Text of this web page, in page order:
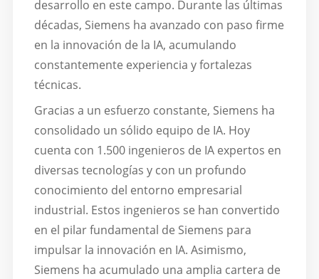
desarrollo en este campo. Durante las últimas
décadas, Siemens ha avanzado con paso firme
en la innovación de la IA, acumulando
constantemente experiencia y fortalezas
técnicas.
Gracias a un esfuerzo constante, Siemens ha
consolidado un sólido equipo de IA. Hoy
cuenta con 1.500 ingenieros de IA expertos en
diversas tecnologías y con un profundo
conocimiento del entorno empresarial
industrial. Estos ingenieros se han convertido
en el pilar fundamental de Siemens para
impulsar la innovación en IA. Asimismo,
Siemens ha acumulado una amplia cartera de